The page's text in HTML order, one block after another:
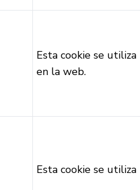
Esta cookie se
en la web.
Esta cookie se